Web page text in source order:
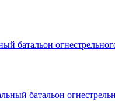
батальон
батальон